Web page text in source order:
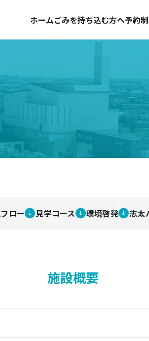
ホームごみを持ち込む方へ予約
ロー 見学コース 環境啓発 志太
施設概要